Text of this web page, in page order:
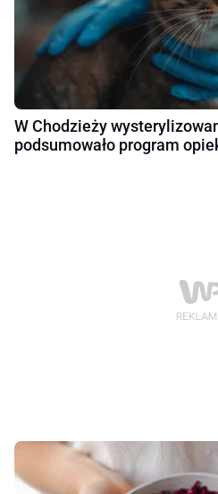
W Chodzieży
podsumowało program